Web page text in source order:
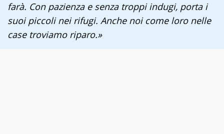
farà. Con pazienza e senza troppi indugi, porta i
suoi piccoli nei rifugi. Anche noi come loro nelle
case troviamo riparo.»